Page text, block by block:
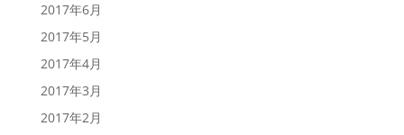
2017年6月
2017年5月
2017年4月
2017年3月
2017年2月